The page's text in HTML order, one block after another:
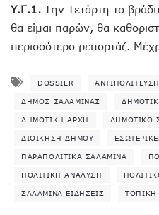
Υ.Γ.1. Την Τετάρτη το
θα είμαι παρών, θα
περισσότερο ρεπορτάζ.
DOSSIER
ΔΉΜΟΣ ΣΑΛΑΜΊΝΑΣ
ΔΗΜΟΤΙΚΉ ΑΡΧΉ ΔΗΜΟΤΙΚΌ
ΔΙΟΊΚΗΣΗ ΔΉΜΟΥ
ΠΑΡΑΠΟΛΙΤΙΚΆ ΣΑΛΑΜΊΝΑ
ΠΟΛΙΤΙΚΉ ΑΝΆΛΥΣΗ
ΣΑΛΑΜΊΝΑ ΕΙΔΉΣΕΙΣ ΤΟΠΙΚΉ